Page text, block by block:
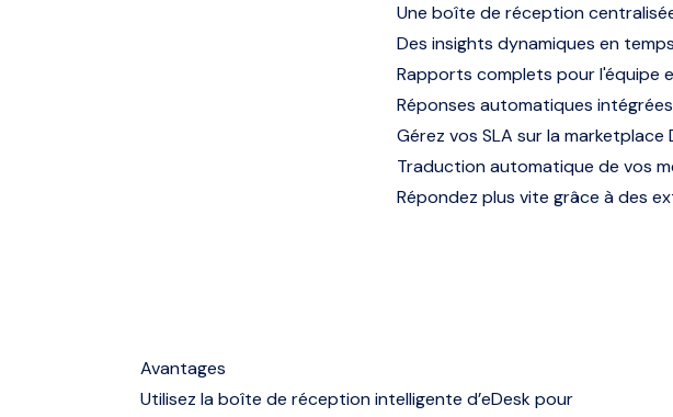
Une boîte de réception
Des insights dynamiques en
Rapports complets pour l'équipe
Réponses automatiques intégrées
Gérez vos SLA sur la marketplace
Traduction automatique de vos
Répondez plus vite grâce à des
Avantages
Utilisez la boîte de réception intelligente d’eDesk pour